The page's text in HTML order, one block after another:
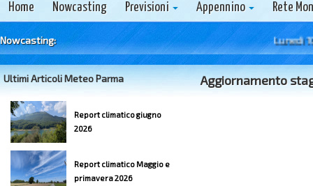
Home Nowcasting Previsioni Appennino Rete
Nowcasting: Lunedì 10
Ultimi Articoli Meteo Parma
Report climatico giugno
2026
Report climatico Maggio e
primavera 2026
Aggiornamento